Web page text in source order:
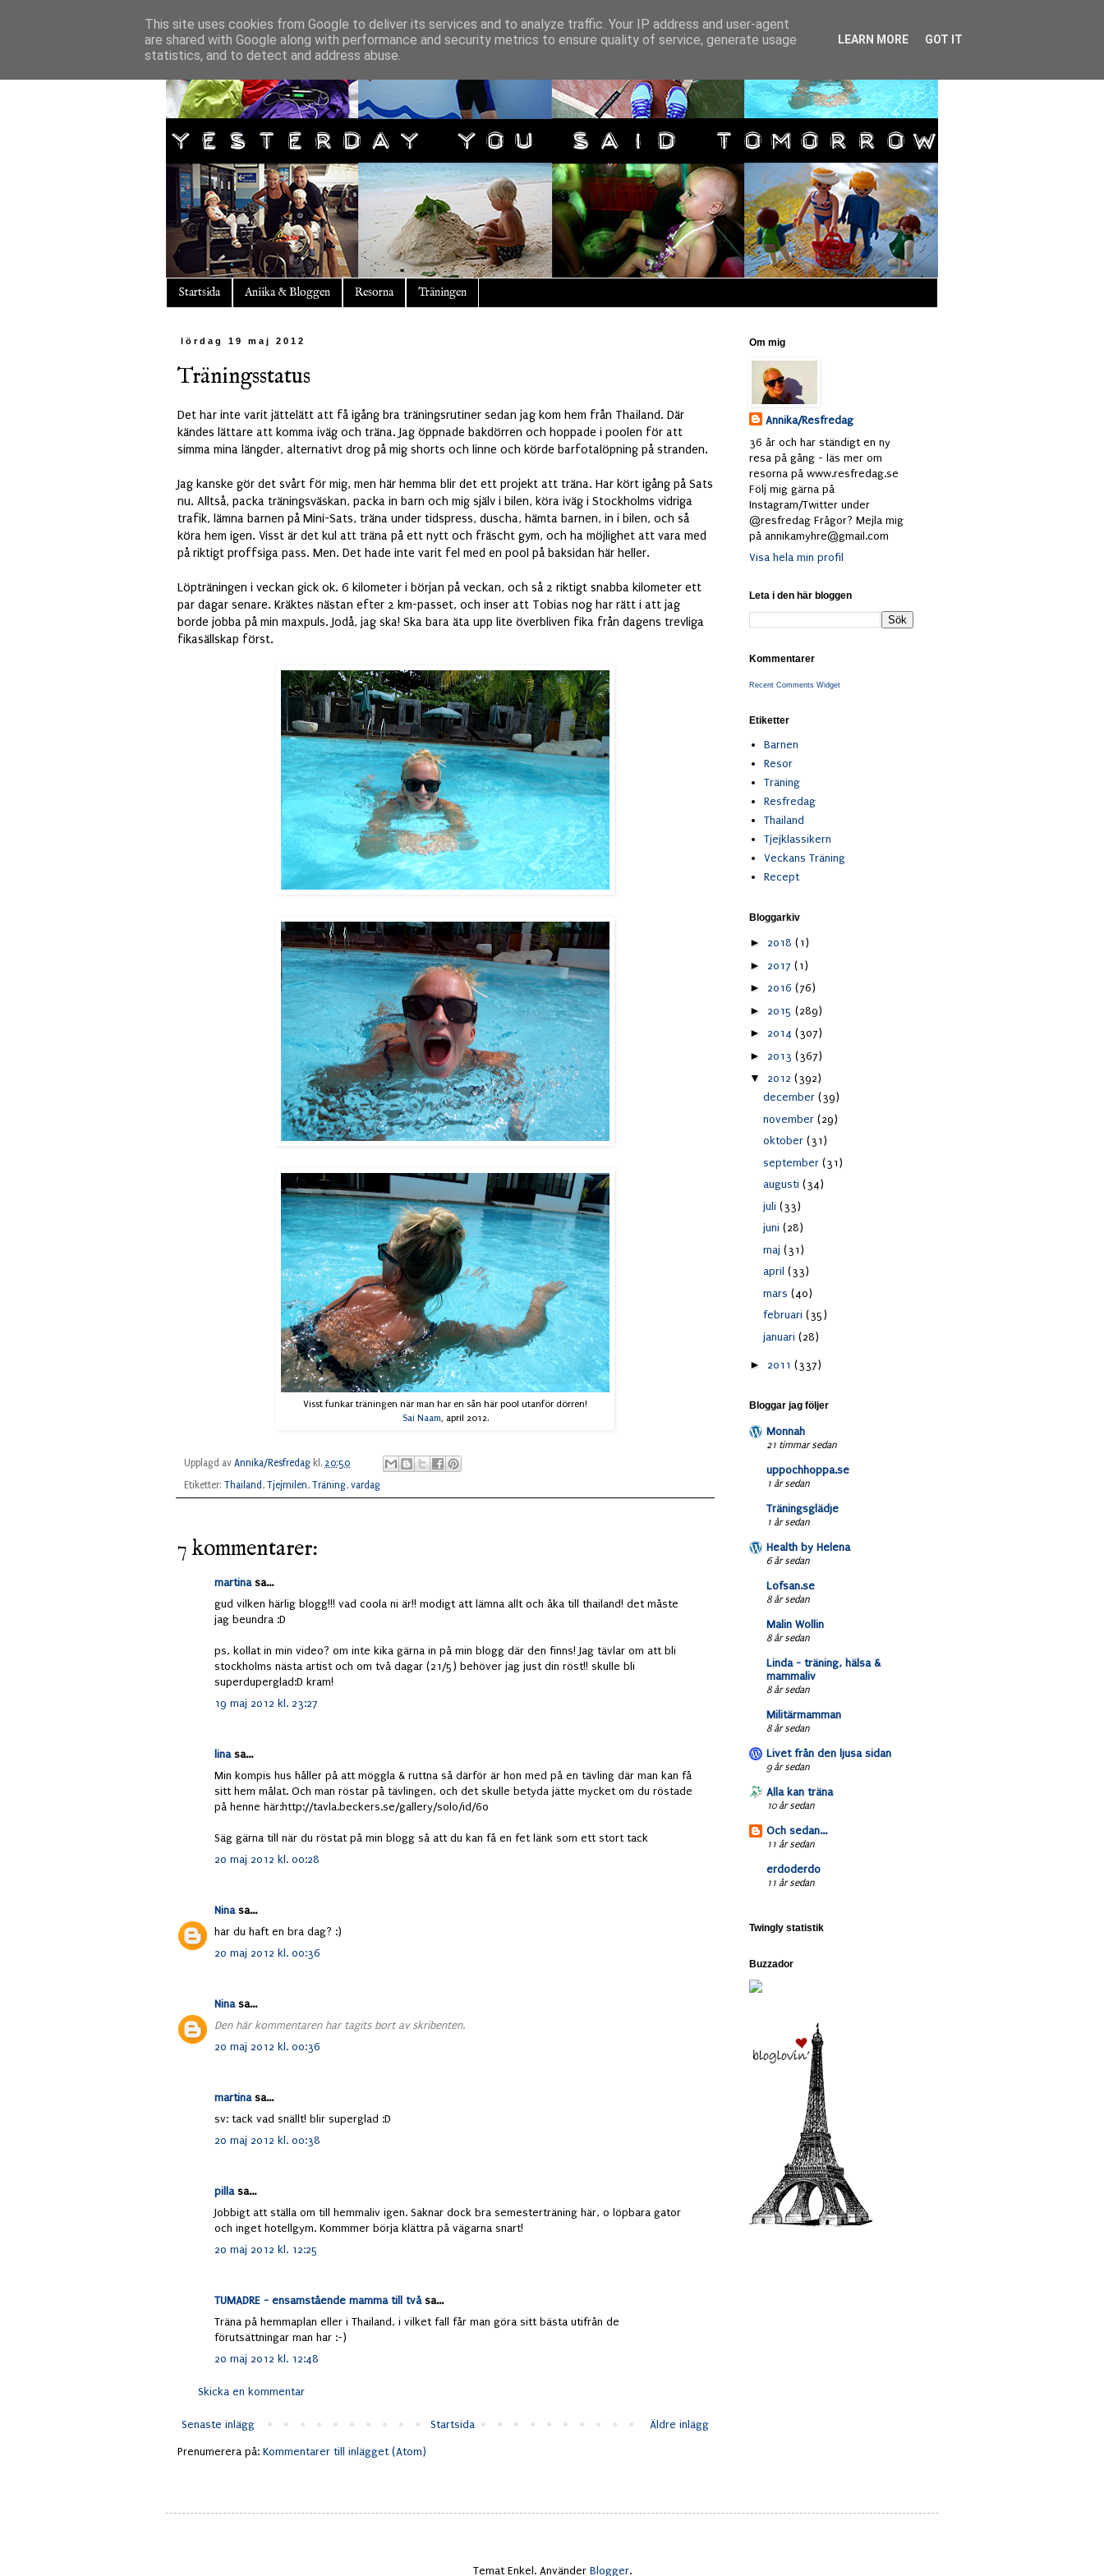
Startsida Aniika & Bloggen Resorna Träningen
lördag 19 maj 2012
Träningsstatus
Det har inte varit jättelätt att få igång bra träningsrutiner sedan jag kom hem från Thailand. Där
kändes lättare att komma iväg och träna. Jag öppnade bakdörren och hoppade i poolen för att
simma mina längder, alternativt drog på mig shorts och linne och körde barfotalöpning på stranden.
Jag kanske gör det svårt för mig, men här hemma blir det ett projekt att träna. Har kört igång på Sats
nu. Alltså, packa träningsväskan, packa in barn och mig själv i bilen, köra iväg i Stockholms vidriga
trafik, lämna barnen på Mini-Sats, träna under tidspress, duscha, hämta barnen, in i bilen, och så
köra hem igen. Visst är det kul att träna på ett nytt och fräscht gym, och ha möjlighet att vara med
på riktigt proffsiga pass. Men. Det hade inte varit fel med en pool på baksidan här heller.
Löpträningen i veckan gick ok. 6 kilometer i början på veckan, och så 2 riktigt snabba kilometer ett
par dagar senare. Kräktes nästan efter 2 km-passet, och inser att Tobias nog har rätt i att jag
borde jobba på min maxpuls. Jodå, jag ska! Ska bara äta upp lite överbliven fika från dagens trevliga
fikasällskap först.
Visst funkar träningen när man har en sån här pool utanför dörren!
Sai Naam, april 2012.
Upplagd av Annika/Resfredag kl. 20:50
Etiketter: Thailand , Tjejmilen, Träning, vardag
7 kommentarer:
martinasa...
gud vilken härlig blogg!!! vad coola ni är!! modigt att lämna allt och åka till thailand! det måste
jag beundra :D
ps, kollat in min video? om inte kika gärna in på min blogg där den finns! Jag tävlar om att bli
stockholms nästa artist och om två dagar (21/5) behöver jag just din röst!! skulle bli
superduperglad:D kram!
19 maj 2012 kl. 23:27
linasa...
Min kompis hus håller på att möggla & ruttna så därför är hon med på en tävling där man kan få
sitt hem målat. Och man röstar på tävlingen, och det skulle betyda jätte mycket om du röstade
på henne här:http://tavla.beckers.se/gallery/solo/id/60
Säg gärna till när du röstat på min blogg så att du kan få en fet länk som ett stort tack
20 maj 2012 kl. 00:28
Ninasa...
har du haft en bra dag? :)
20 maj 2012 kl. 00:36
Ninasa...
Den här kommentaren har tagits bort av skribenten.
20 maj 2012 kl. 00:36
martinasa...
sv: tack vad snällt! blir superglad :D
20 maj 2012 kl. 00:38
pillasa...
Jobbigt att ställa om till hemmaliv igen. Saknar dock bra semesterträning här, o löpbara gator
och inget hotellgym. Kommmer börja klättra på vägarna snart!
20 maj 2012 kl. 12:25
TUMADRE - ensamstående mamma till tvåsa...
Träna på hemmaplan eller i Thailand, i vilket fall får man göra sitt bästa utifrån de
förutsättningar man har :-)
20 maj 2012 kl. 12:48
Skicka en kommentar
Senaste inlägg Äldre inlägg
Startsida
Prenumerera på: Kommentarer till inlägget (Atom)
Om mig
Annika/Resfredag
36 år och har ständigt en ny
resa på gång - läs mer om
resorna på www.resfredag.se
Följ mig gärna på
Instagram/Twitter under
@resfredag Frågor? Mejla mig
på annikamyhre@gmail.com
Visa hela min profil
Leta i den här bloggen
Kommentarer
Recent Comments Widget
Etiketter
Barnen
Resor
Träning
Resfredag
Thailand
Tjejklassikern
Veckans Träning
Recept
Bloggarkiv
► 2018 (1)
► 2017 (1)
► 2016 (76)
► 2015 (289)
► 2014 (307)
► 2013 (367)
▼ 2012 (392)
december (39)
november (29)
oktober (31)
september (31)
augusti (34)
juli (33)
juni (28)
maj (31)
april (33)
mars (40)
februari (35)
januari (28)
► 2011 (337)
Bloggar jag följer
Monnah
21 timmar sedan
uppochhoppa.se
1 år sedan
Träningsglädje
1 år sedan
Health by Helena
6 år sedan
Lofsan.se
8 år sedan
Malin Wollin
8 år sedan
Linda - träning, hälsa &
mammaliv
8 år sedan
Militärmamman
8 år sedan
Livet från den ljusa sidan
9 år sedan
Alla kan träna
10 år sedan
Och sedan...
11 år sedan
erdoderdo
11 år sedan
Twingly statistik
Buzzador
Temat Enkel. Använder Blogger.
This site uses cookies from Google to deliver its services and to analyze traffic. Your IP address and user-agent
are shared with Google along with performance and security metrics to ensure quality of service, generate usage
statistics, and to detect and address abuse.
LEARN MORE GOT IT